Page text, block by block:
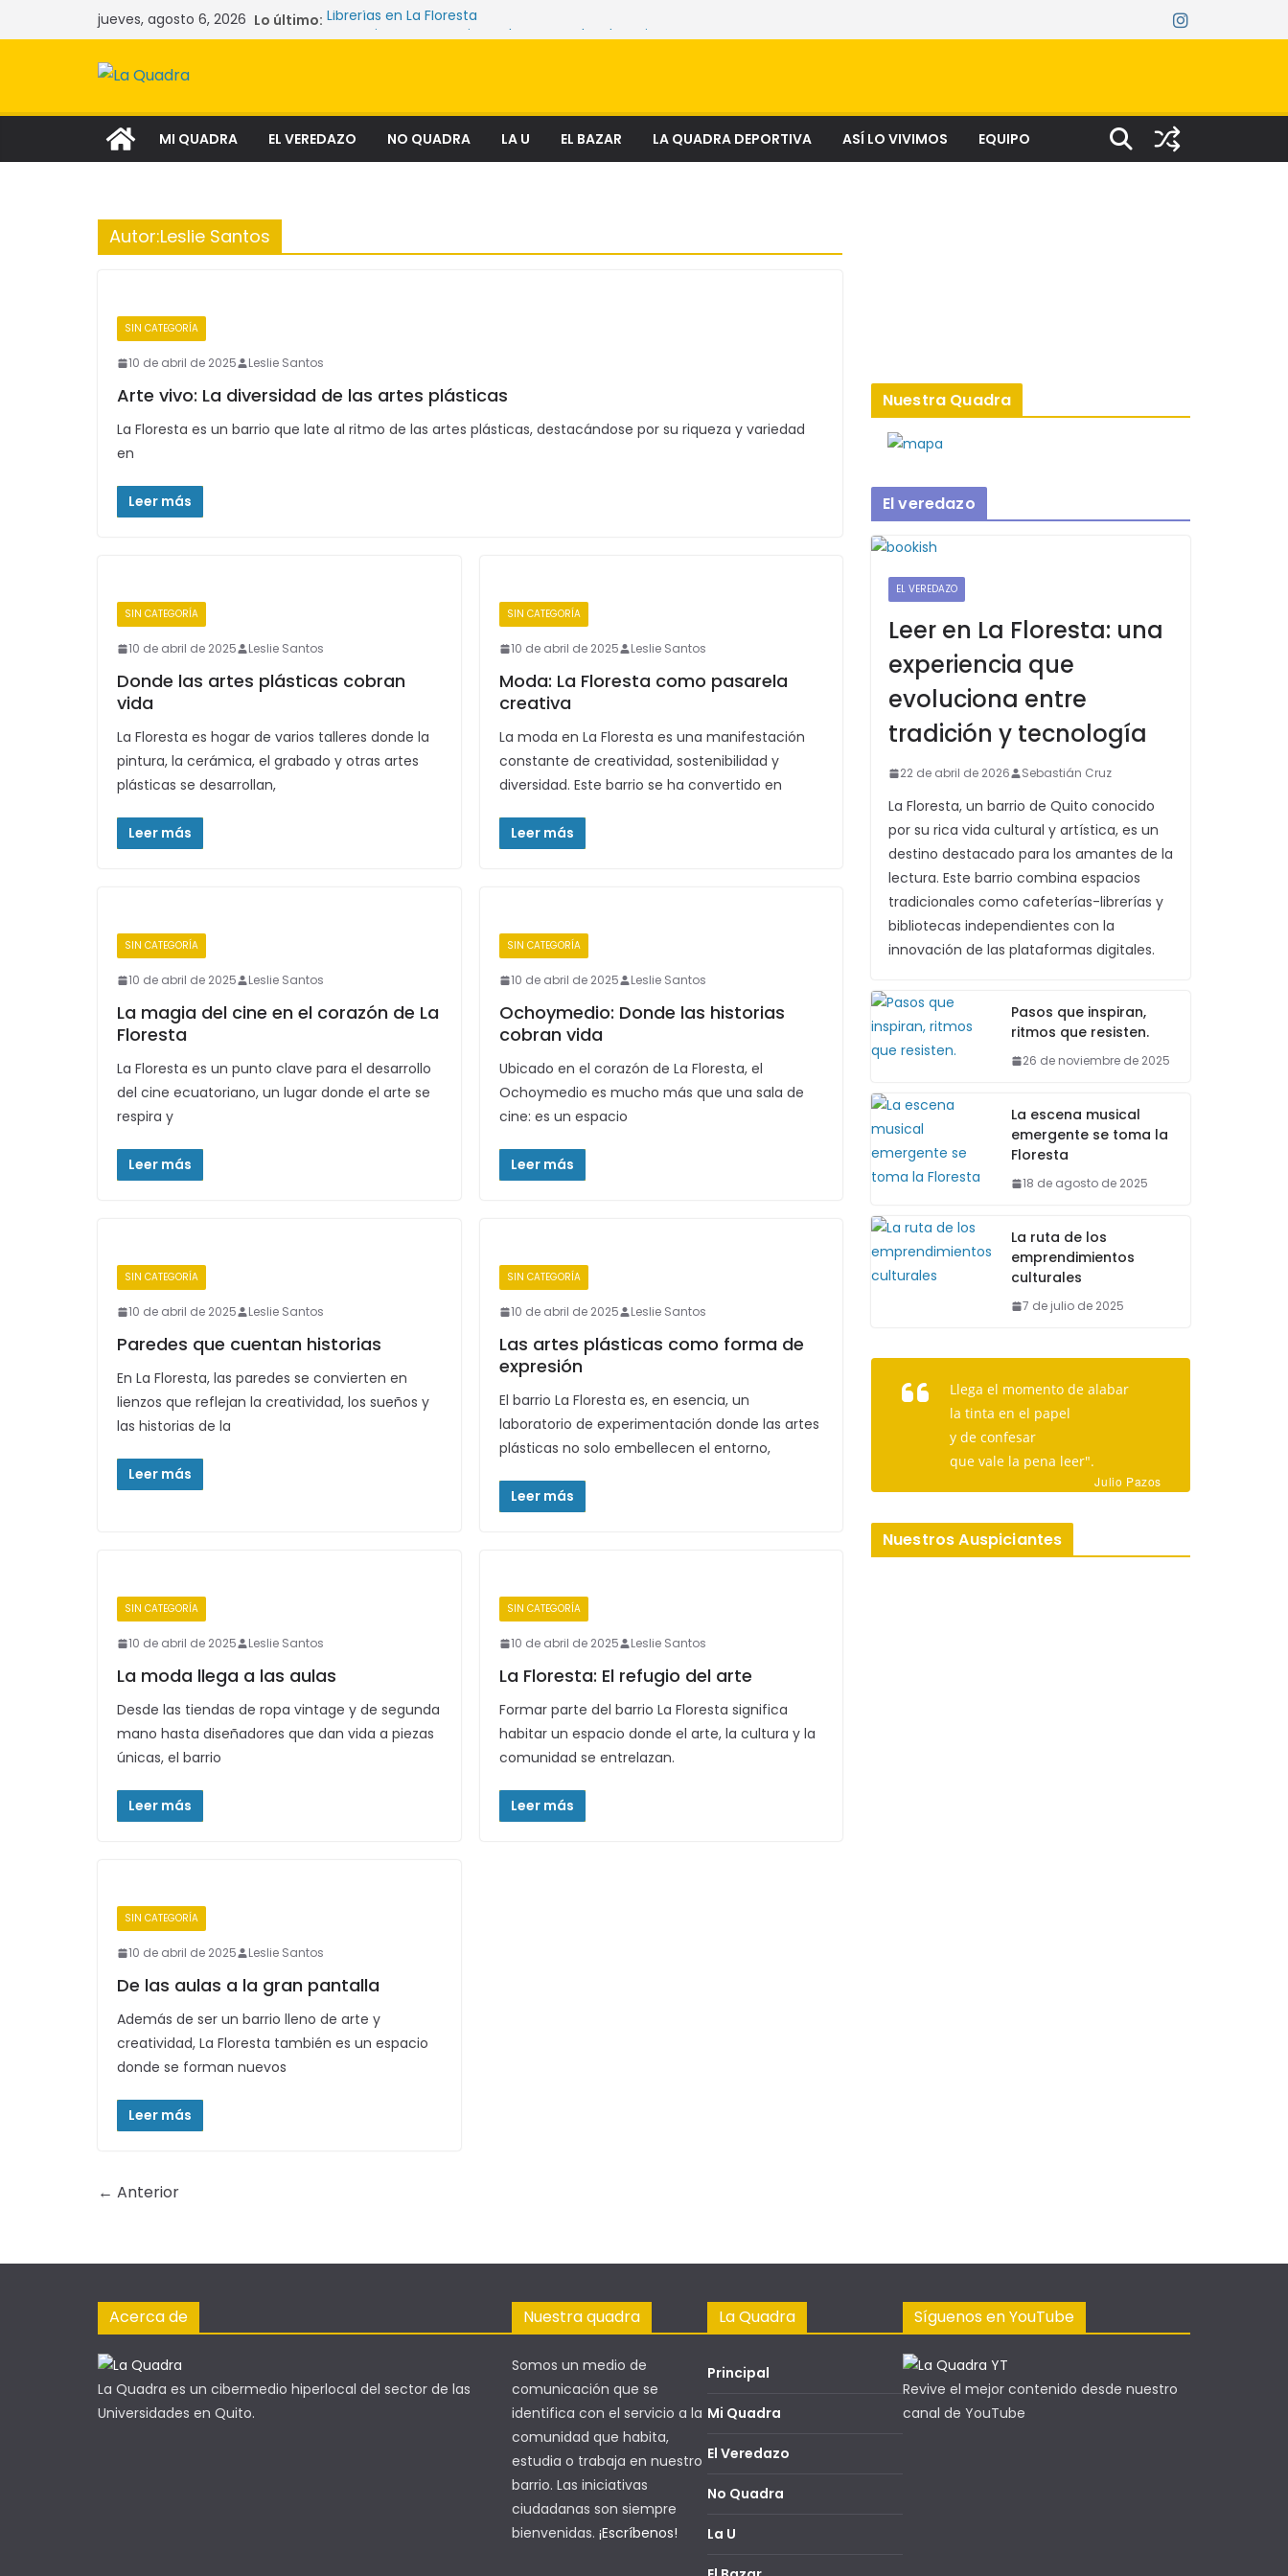
al
jueves, agosto 6, 2026 Lo último: Librerías en La Floresta
Las mujeres que sostienen los mercados de Quito
aspiración social
Tecnología y lectura
MI QUADRA EL VEREDAZO NO QUADRA LA U EL BAZAR LA QUADRA DEPORTIVA ASÍ LO VIVIMOS EQUIPO
Autor:Leslie Santos
SIN CATEGORÍA
10 de abril de 2025 Leslie Santos
Arte vivo: La diversidad de las artes plásticas
La Floresta es un barrio que late al ritmo de las artes plásticas, destacándose por su riqueza y variedad
en
Leer más
SIN CATEGORÍA
10 de abril de 2025 Leslie Santos
Donde las artes plásticas cobran
vida
La Floresta es hogar de varios talleres donde la
pintura, la cerámica, el grabado y otras artes
plásticas se desarrollan,
Leer más
SIN CATEGORÍA
10 de abril de 2025 Leslie Santos
Moda: La Floresta como pasarela
creativa
La moda en La Floresta es una manifestación
constante de creatividad, sostenibilidad y
diversidad. Este barrio se ha convertido en
Leer más
SIN CATEGORÍA
10 de abril de 2025 Leslie Santos
La magia del cine en el corazón de La
Floresta
La Floresta es un punto clave para el desarrollo
del cine ecuatoriano, un lugar donde el arte se
respira y
Leer más
SIN CATEGORÍA
10 de abril de 2025 Leslie Santos
Ochoymedio: Donde las historias
cobran vida
Ubicado en el corazón de La Floresta, el
Ochoymedio es mucho más que una sala de
cine: es un espacio
Leer más
SIN CATEGORÍA
10 de abril de 2025 Leslie Santos
Paredes que cuentan historias
En La Floresta, las paredes se convierten en
lienzos que reflejan la creatividad, los sueños y
las historias de la
Leer más
SIN CATEGORÍA
10 de abril de 2025 Leslie Santos
Las artes plásticas como forma de
expresión
El barrio La Floresta es, en esencia, un
laboratorio de experimentación donde las artes
plásticas no solo embellecen el entorno,
Leer más
SIN CATEGORÍA
10 de abril de 2025 Leslie Santos
La moda llega a las aulas
Desde las tiendas de ropa vintage y de segunda
mano hasta diseñadores que dan vida a piezas
únicas, el barrio
Leer más
SIN CATEGORÍA
10 de abril de 2025 Leslie Santos
La Floresta: El refugio del arte
Formar parte del barrio La Floresta significa
habitar un espacio donde el arte, la cultura y la
comunidad se entrelazan.
Leer más
SIN CATEGORÍA
10 de abril de 2025 Leslie Santos
De las aulas a la gran pantalla
Además de ser un barrio lleno de arte y
creatividad, La Floresta también es un espacio
donde se forman nuevos
Leer más
← Anterior
Nuestra Quadra
El veredazo
EL VEREDAZO
Leer en La Floresta: una
experiencia que
evoluciona entre
tradición y tecnología
22 de abril de 2026 Sebastián Cruz
La Floresta, un barrio de Quito conocido
por su rica vida cultural y artística, es un
destino destacado para los amantes de la
lectura. Este barrio combina espacios
tradicionales como cafeterías-librerías y
bibliotecas independientes con la
innovación de las plataformas digitales.
Pasos que inspiran,
ritmos que resisten.
26 de noviembre de 2025
La escena musical
emergente se toma la
Floresta
18 de agosto de 2025
La ruta de los
emprendimientos
culturales
7 de julio de 2025
Llega el momento de alabar
la tinta en el papel
y de confesar
que vale la pena leer".
Julio Pazos
Nuestros Auspiciantes
Acerca de
La Quadra es un cibermedio hiperlocal del sector de las
Universidades en Quito.
Nuestra quadra
Somos un medio de
comunicación que se
identifica con el servicio a la
comunidad que habita,
estudia o trabaja en nuestro
barrio. Las iniciativas
ciudadanas son siempre
bienvenidas. ¡Escríbenos!
La Quadra
Principal
Mi Quadra
El Veredazo
No Quadra
La U
Síguenos en YouTube
Revive el mejor contenido desde nuestro
canal de YouTube